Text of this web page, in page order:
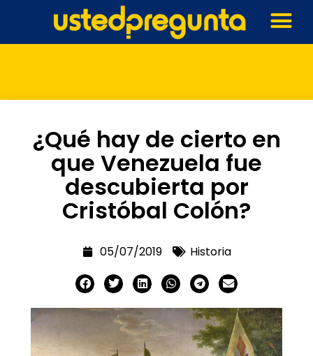
¿Qué hay de cierto en
que Venezuela fue
descubierta por
Cristóbal Colón?
05/07/2019 Historia